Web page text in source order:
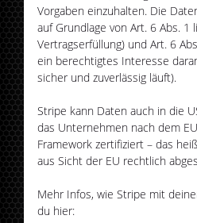
Vorgaben einzuhalten. Die
auf Grundlage von Art. 6 Abs. 1
Vertragserfüllung) und Art. 6
ein berechtigtes Interesse
sicher und zuverlässig läuft).
Stripe kann Daten auch in die
das Unternehmen nach dem
Framework zertifiziert – das
aus Sicht der EU rechtlich
Mehr Infos, wie Stripe mit
du hier: